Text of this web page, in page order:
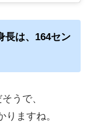
長は、164セン
うで、
ますね。